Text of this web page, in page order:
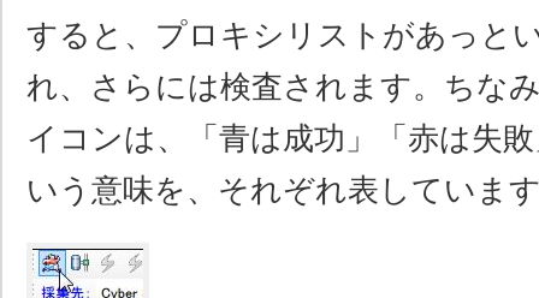
すると、プロキシリストがあっと
れ、さらには検査されます。ちな
イコンは、「青は成功」「赤は失
いう意味を、それぞれ表していま